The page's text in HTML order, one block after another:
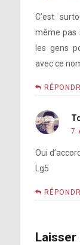
C’est
même pas
les gens
avec ce
7
Oui
Lg5